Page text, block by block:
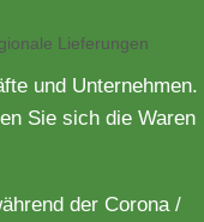
und Unternehmen.
Sie sich die Waren
der Corona /